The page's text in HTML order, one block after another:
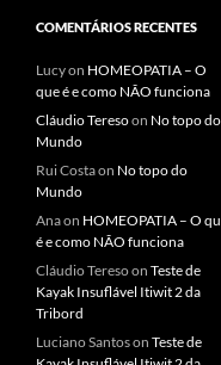
COMENTÁRIOS RECENTES
Lucyon HOMEOPATIA – O
que é e como NÃO funciona
Cláudio Teresoon No topo do
Mundo
Rui Costaon No topo do
Mundo
Anaon HOMEOPATIA – O
é e como NÃO funciona
Cláudio Teresoon Teste de
Kayak Insuflável Itiwit 2 da
Tribord
Luciano Santoson Teste de